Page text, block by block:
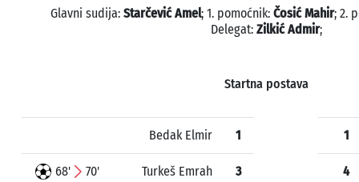
Glavni sudija: Starčević Amel; 1. pomoćnik: Čosić Mahir; 2.
Delegat: Zilkić Admir;
Startna postava
Bedak Elmir 1
68' 70' Turkeš Emrah 3
1
4